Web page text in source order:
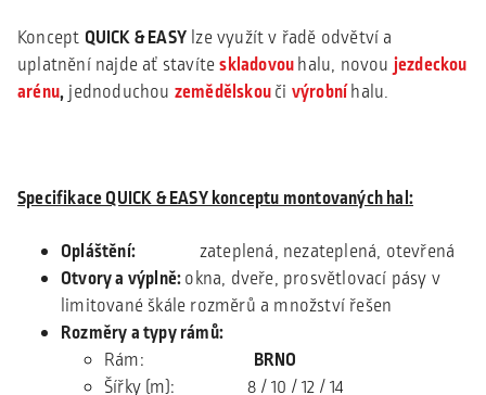
Koncept QUICK & EASY lze využít v řadě odvětví a
uplatnění najde ať stavíteskladovouhalu, novou jezdeckou
arénu, jednoduchou zemědělskouči výrobníhalu.
Specifikace QUICK & EASY konceptu montovaných hal:
Opláštění: zateplená, nezateplená, otevřená
Otvory a výplně:okna, dveře, prosvětlovací pásy v
limitované škále rozměrů a množství řešen
Rozměry a typy rámů:
Rám: BRNO
Šířky (m): 8 / 10 / 12 / 14